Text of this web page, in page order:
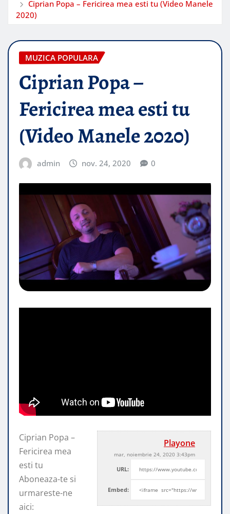
Ciprian Popa – Fericirea mea esti tu (Video Manele
2020)
MUZICA POPULARA
Ciprian Popa –
Fericirea mea esti tu
(Video Manele 2020)
admin nov. 24, 2020 0
Playone
mar, noiembrie 24, 2020 3:43pm
URL:
Embed:
Ciprian Popa –
Fericirea mea
esti tu
Aboneaza-te si
urmareste-ne
aici: